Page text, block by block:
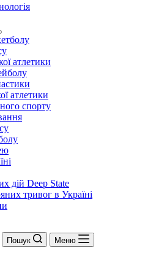
атлетики
атлетики
спорту
дій Deep State
тривог в Україні
Пошук Меню